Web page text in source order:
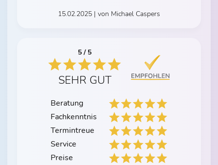
15.02.2025 | von Michael Caspers
5 / 5
SEHR GUT
Beratung
Fachkenntnis
Termintreue
Service
Preise